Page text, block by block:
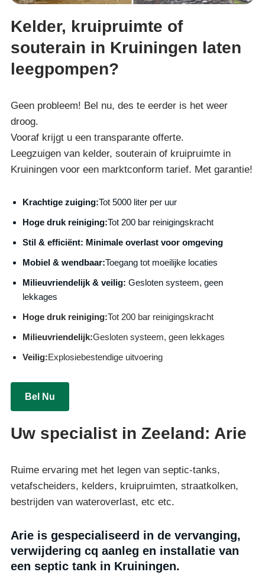
Kelder, kruipruimte of
souterain in Kruiningen laten
leegpompen?
Geen probleem! Bel nu, des te eerder is het weer
droog.
Vooraf krijgt u een transparante offerte.
Leegzuigen van kelder, souterain of kruipruimte in
Kruiningen voor een marktconform tarief. Met garantie!
Krachtige zuiging:Tot 5000 liter per uur
Hoge druk reiniging:Tot 200 bar reinigingskracht
Stil & efficiënt: Minimale overlast voor omgeving
Mobiel & wendbaar:Toegang tot moeilijke locaties
Milieuvriendelijk & veilig: Gesloten systeem, geen
lekkages
Hoge druk reiniging:Tot 200 bar reinigingskracht
Milieuvriendelijk:Gesloten systeem, geen lekkages
Veilig:Explosiebestendige uitvoering
Bel Nu
Uw specialist in Zeeland: Arie
Ruime ervaring met het legen van septic-tanks,
vetafscheiders, kelders, kruipruimten, straatkolken,
bestrijden van wateroverlast, etc etc.
Arie is gespecialiseerd in de vervanging,
verwijdering cq aanleg en installatie van
een septic tank in Kruiningen.